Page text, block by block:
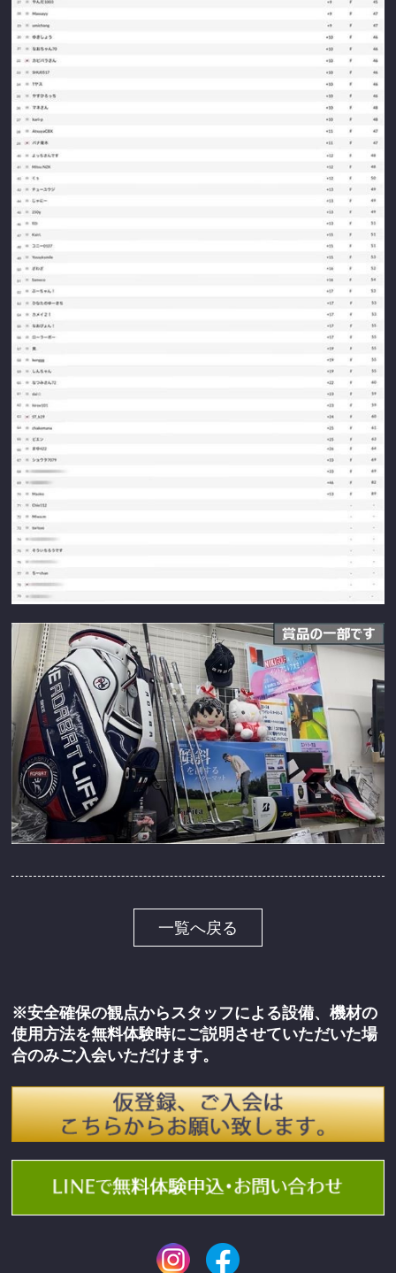
一覧へ戻る
※安全確保の観点からスタッフによる設備、機材の
使用方法を無料体験時にご説明させていただいた場
合のみご入会いただけます。